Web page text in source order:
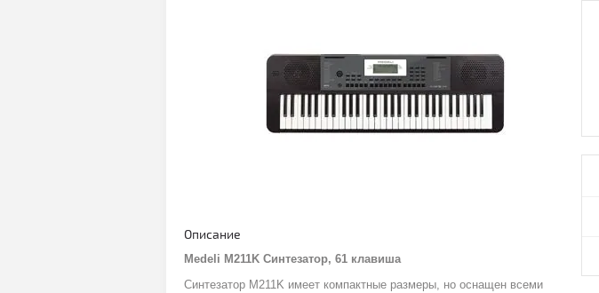
Описание
Medeli M211K Синтезатор, 61 клавиша
Синтезатор M211K имеет компактные размеры, но оснащен всеми